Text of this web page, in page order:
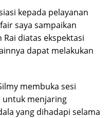
kepada pelayanan
saya sampaikan
diatas ekspektasi
dapat melakukan
membuka sesi
untuk menjaring
yang dihadapi selama